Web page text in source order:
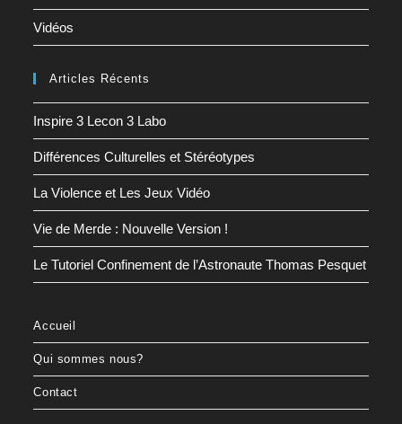
Vidéos
Articles Récents
Inspire 3 Lecon 3 Labo
Différences Culturelles et Stéréotypes
La Violence et Les Jeux Vidéo
Vie de Merde : Nouvelle Version !
Le Tutoriel Confinement de l’Astronaute Thomas Pesquet
Accueil
Qui sommes nous?
Contact